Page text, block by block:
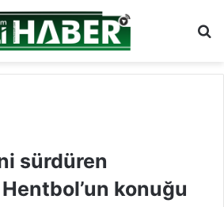
sürdüren
konuğu